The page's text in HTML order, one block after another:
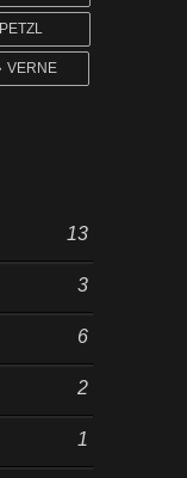
PETZL
VERNE
13
3
6
2
1